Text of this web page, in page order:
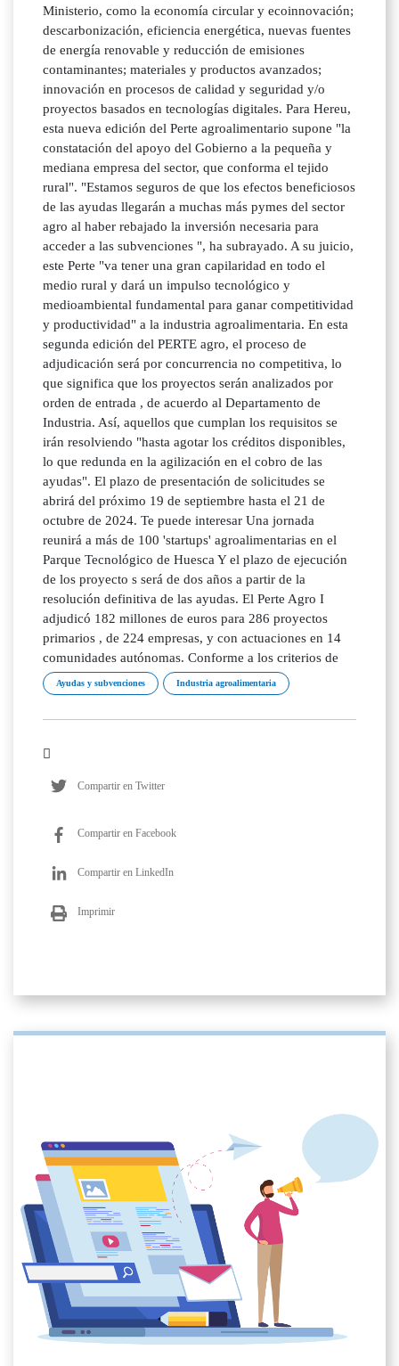
Ministerio, como la economía circular y ecoinnovación;
descarbonización, eficiencia energética, nuevas fuentes
de energía renovable y reducción de emisiones
contaminantes; materiales y productos avanzados;
innovación en procesos de calidad y seguridad y/o
proyectos basados en tecnologías digitales. Para Hereu,
esta nueva edición del Perte agroalimentario supone "la
constatación del apoyo del Gobierno a la pequeña y
mediana empresa del sector, que conforma el tejido
rural". "Estamos seguros de que los efectos beneficiosos
de las ayudas llegarán a muchas más pymes del sector
agro al haber rebajado la inversión necesaria para
acceder a las subvenciones ", ha subrayado. A su juicio,
este Perte "va tener una gran capilaridad en todo el
medio rural y dará un impulso tecnológico y
medioambiental fundamental para ganar competitividad
y productividad" a la industria agroalimentaria. En esta
segunda edición del PERTE agro, el proceso de
adjudicación será por concurrencia no competitiva, lo
que significa que los proyectos serán analizados por
orden de entrada , de acuerdo al Departamento de
Industria. Así, aquellos que cumplan los requisitos se
irán resolviendo "hasta agotar los créditos disponibles,
lo que redunda en la agilización en el cobro de las
ayudas". El plazo de presentación de solicitudes se
abrirá del próximo 19 de septiembre hasta el 21 de
octubre de 2024. Te puede interesar Una jornada
reunirá a más de 100 'startups' agroalimentarias en el
Parque Tecnológico de Huesca Y el plazo de ejecución
de los proyecto s será de dos años a partir de la
resolución definitiva de las ayudas. El Perte Agro I
adjudicó 182 millones de euros para 286 proyectos
primarios , de 224 empresas, y con actuaciones en 14
comunidades autónomas. Conforme a los criterios de
Ayudas y subvenciones Industria agroalimentaria
Compartir en Twitter
Compartir en Facebook
Compartir en LinkedIn
Imprimir